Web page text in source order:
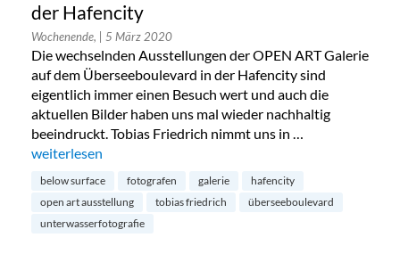
der Hafencity
Wochenende, | 5 März 2020
Die wechselnden Ausstellungen der OPEN ART Galerie
auf dem Überseeboulevard in der Hafencity sind
eigentlich immer einen Besuch wert und auch die
aktuellen Bilder haben uns mal wieder nachhaltig
beeindruckt. Tobias Friedrich nimmt uns in …
„Below Surface: Unterwasserfotografie in der Hafencity“
weiterlesen
below surface fotografen galerie
hafencity
open art ausstellung
tobias friedrich
überseeboulevard
unterwasserfotografie